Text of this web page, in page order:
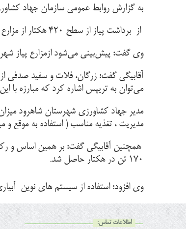
به گزارش روابط عمومی سازمان جهاد
از برداشت پیاز از سطح ۴۲۰ هکتار از مزارع شهرستان شاهرود خبرداد برداشت پیاز از نیمه دوم شهریورماه شروع شده و تا نیمه دوم آبان ادامه دارد.
وی گفت: پیش‌بینی می‌شود ازمزارع پیاز
آقابیگی گفت: زرگان، فلات و سفید صدفی
می‌توان به تریپس اشاره کرد که مبارزه
مدیریت ، تغذیه مناسب ( استفاده به موقع و
همچنین آقابیگی گفت: بر همین اساس و
۱۷۰ تن در هکتار حاصل شد.
وی افزود: استفاده از سیستم های نوین آبیاری مخصوصا
اطلاعات تماس: